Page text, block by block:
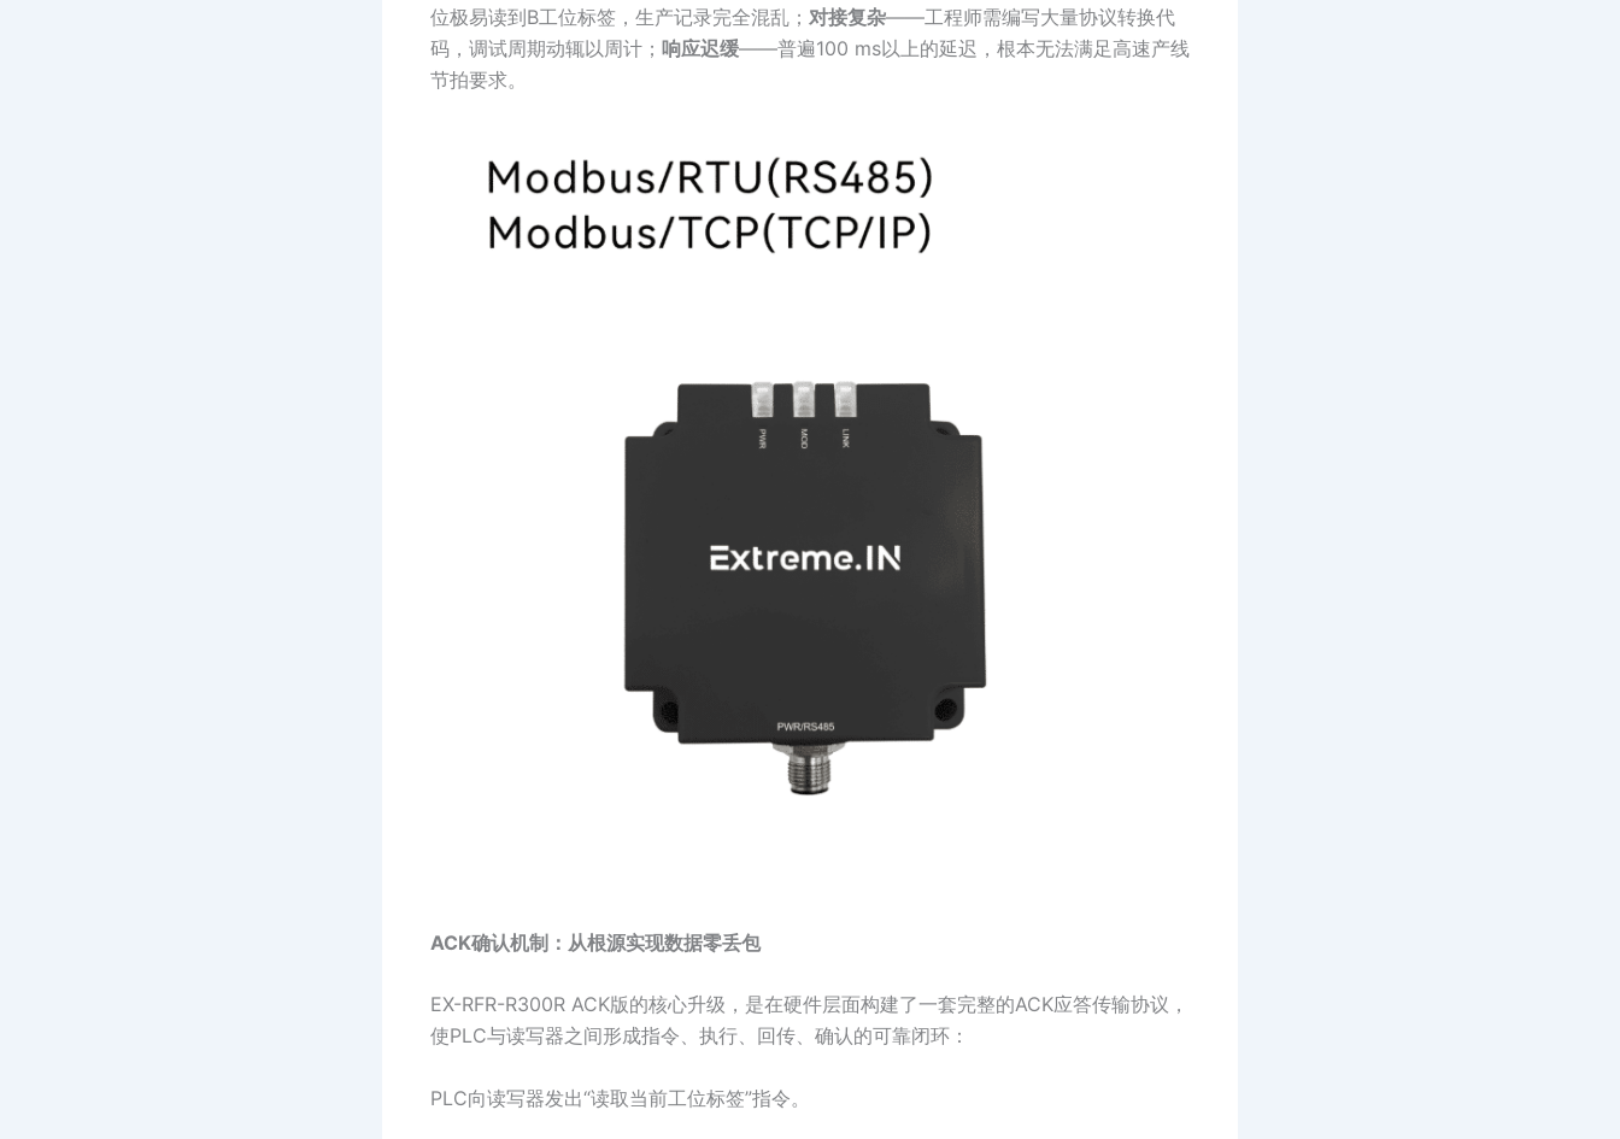
位极易读到B工位标签，生产记录完全混乱； 对接复杂——工程师需编写大量协议转换代
码，调试周期动辄以周计； 响应迟缓——普遍100 ms以上的延迟，根本无法满足高速产线
节拍要求。
ACK确认机制：从根源实现数据零丢包
EX-RFR-R300R ACK版的核心升级，是在硬件层面构建了一套完整的ACK应答传输协议，
使PLC与读写器之间形成指令、执行、回传、确认的可靠闭环：
PLC向读写器发出“读取当前工位标签”指令。